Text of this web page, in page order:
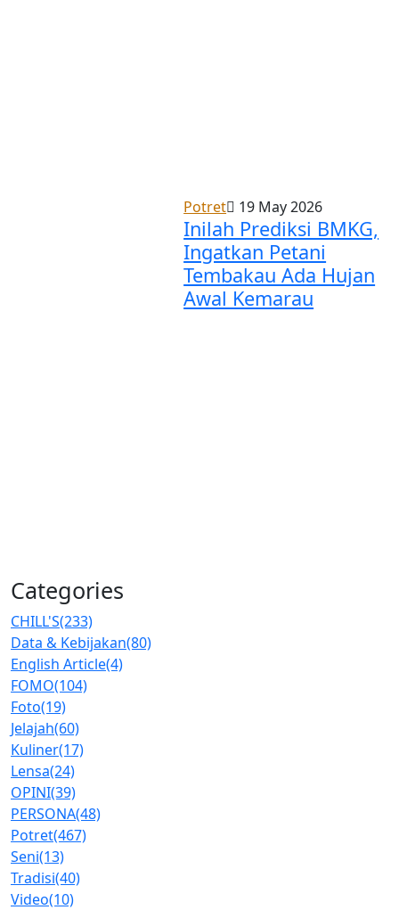
Potret 19 May 2026
Inilah Prediksi BMKG,
Ingatkan Petani
Tembakau Ada Hujan
Awal Kemarau
Categories
CHILL'S(233)
Data & Kebijakan(80)
English Article(4)
FOMO(104)
Foto(19)
Jelajah(60)
Kuliner(17)
Lensa(24)
OPINI(39)
PERSONA(48)
Potret(467)
Seni(13)
Tradisi(40)
Video(10)